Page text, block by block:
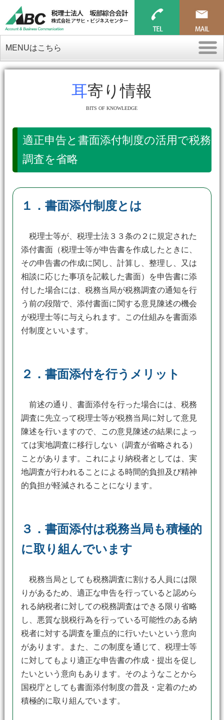
MENUはこちら
耳寄り情報
BITS OF KNOWLEDGE
適正申告と書面添付制度の活用で税務
調査を省略
１．書面添付制度とは
税理士等が、税理士法３３条の２に規定された
添付書面（税理士等が申告書を作成したときに、
その申告書の作成に関し、計算し、整理し、又は
相談に応じた事項を記載した書面）を申告書に添
付した場合には、税務当局が税務調査の通知を行
う前の段階で、添付書面に関する意見陳述の機会
が税理士等に与えられます。この仕組みを書面添
付制度といいます。
２．書面添付を行うメリット
前述の通り、書面添付を行った場合には、税務
調査に先立って税理士等が税務当局に対して意見
陳述を行いますので、この意見陳述の結果によっ
ては実地調査に移行しない（調査が省略される）
ことがあります。これにより納税者としては、実
地調査が行われることによる時間的負担及び精神
的負担が軽減されることになります。
３．書面添付は税務当局も積極的
に取り組んでいます
税務当局としても税務調査に割ける人員には限
りがあるため、適正な申告を行っていると認めら
れる納税者に対しての税務調査はできる限り省略
し、悪質な脱税行為を行っている可能性のある納
税者に対する調査を重点的に行いたいという意向
があります。また、この制度を通じて、税理士等
に対してもより適正な申告書の作成・提出を促し
たいという意向もあります。そのようなことから
国税庁としても書面添付制度の普及・定着のため
積極的に取り組んでいます。